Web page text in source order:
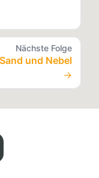
Nächste Folge
und Nebel
→